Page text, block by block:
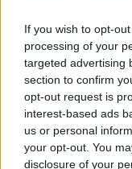
If you wish to opt-
processing of your
targeted advertising
section to confirm
opt-out request is
interest-based ads
us or personal
your opt-out. You
disclosure of your
ΑΑΔΕ: Ποιες
στόχαστρο και γιατί
10 Αυγούστου, 2026
Ολυμπιακός:
-Κανονικά στην